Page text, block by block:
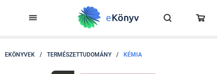
EKÖNYVEK / TERMÉSZETTUDOMÁNY / KÉMIA